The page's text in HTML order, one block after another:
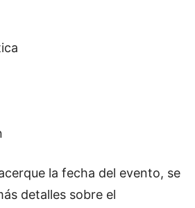
la fecha del evento, se
detalles sobre el